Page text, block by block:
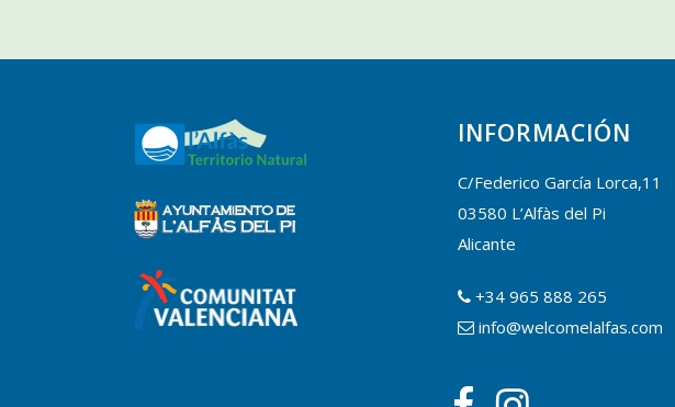
INFORMACIÓN
C/Federico García Lorca,11
03580 L’Alfàs del Pi
Alicante
+34 965 888 265
info@welcomelalfas.com